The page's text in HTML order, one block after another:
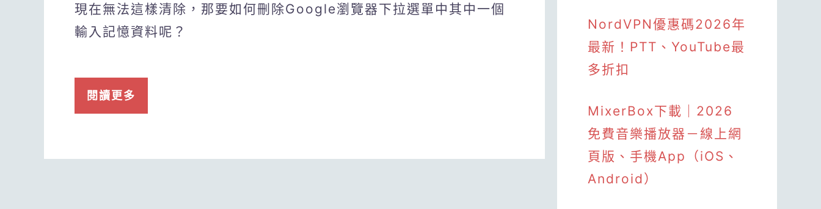
現在無法這樣清除，那要如何刪除Google瀏覽器下拉選單中其中一個
輸入記憶資料呢？
閱讀更多
NordVPN優惠碼2026年
最新！PTT、YouTube最
多折扣
MixerBox下載｜2026
免費音樂播放器－線上網
頁版、手機App（iOS、
Android）